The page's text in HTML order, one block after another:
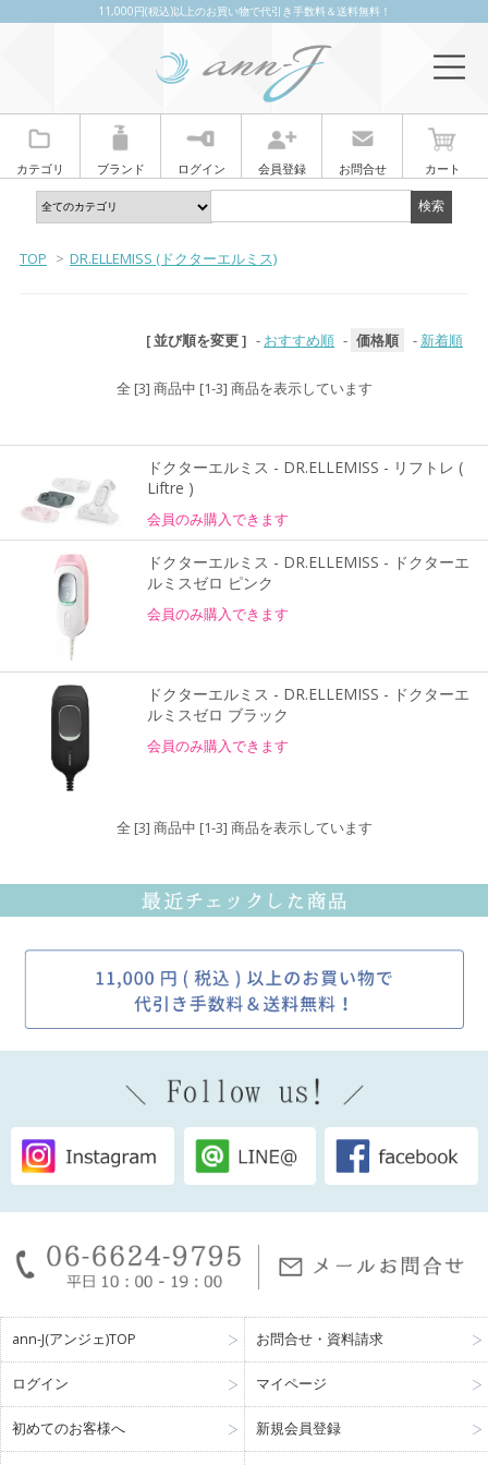
11,000円(税込)以上のお買い物で代引き手数料＆送料無料！
カテゴリ ブランド ログイン 会員登録 お問合せ カート
TOP > DR.ELLEMISS (ドクターエルミス)
[ 並び順を変更 ] - おすすめ順 - 価格順 - 新着順
全 [3] 商品中 [1-3] 商品を表示しています
ドクターエルミス - DR.ELLEMISS - リフトレ (
Liftre )
会員のみ購入できます
ドクターエルミス - DR.ELLEMISS - ドクターエ
ルミスゼロ ピンク
会員のみ購入できます
ドクターエルミス - DR.ELLEMISS - ドクターエ
ルミスゼロ ブラック
会員のみ購入できます
全 [3] 商品中 [1-3] 商品を表示しています
ann-J(アンジェ)TOP お問合せ・資料請求
ログイン マイページ
初めてのお客様へ 新規会員登録